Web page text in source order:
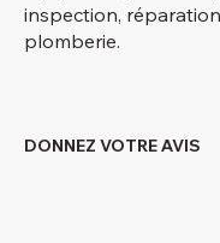
inspection,
plomberie.
DONNEZ VOTRE AVIS